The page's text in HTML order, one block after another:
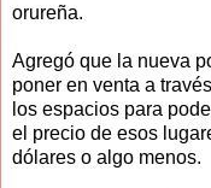
orureña.
Agregó que la nueva
poner en venta a
los espacios para
el precio de esos
dólares o algo menos.